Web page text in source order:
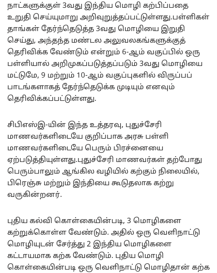
நாட்களுக்குள் 3வது இந்திய மொழி கற்பிப்பதை
உறுதி செய்யுமாறு அறிவுறுத்தப்பட்டுள்ளது.பள்ளிகள்
தாங்கள் தேர்ந்தெடுத்த 3வது மொழியை இறுதி
செய்து, அந்தந்த மண்டல அலுவலகங்களுக்குத்
தெரிவிக்க வேண்டும் என்றும் 6-ஆம் வகுப்பில் ஒரு
பள்ளியால் அறிமுகப்படுத்தப்படும் 3வது மொழியை
மட்டுமே, 9 மற்றும் 10-ஆம் வகுப்புகளில் விருப்பப்
பாடங்களாகத் தேர்ந்தெடுக்க முடியும் எனவும்
தெரிவிக்கப்பட்டுள்ளது.
சிபிஎஸ்இ-யின் இந்த உத்தரவு, புதுச்சேரி
மாணவர்களிடையே குறிப்பாக அரசு பள்ளி
மாணவர்களிடையே பெரும் பிரச்னையை
ஏற்படுத்தியுள்ளது.புதுச்சேரி மாணவர்கள் தற்போது
பெரும்பாலும் ஆங்கில வழியில் கற்கும் நிலையில்,
பிரெஞ்சு மற்றும் இந்தியை கூடுதலாக கற்று
வருகின்றனர்.
புதிய கல்வி கொள்கையின்படி, 3 மொழிகளை
கற்றுக்கொள்ள வேண்டும். அதில் ஒரு வெளிநாட்டு
மொழியுடன் சேர்த்து 2 இந்திய மொழிகளை
கட்டாயமாக கற்க வேண்டும். புதிய மொழி
கொள்கையின்படி ஒரு வெளிநாட்டு மொழிதான் கற்க